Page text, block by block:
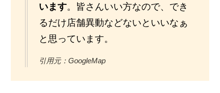
います。皆さんいい方なので、でき
るだけ店舗異動などないといいなぁ
と思っています。
引用元：GoogleMap